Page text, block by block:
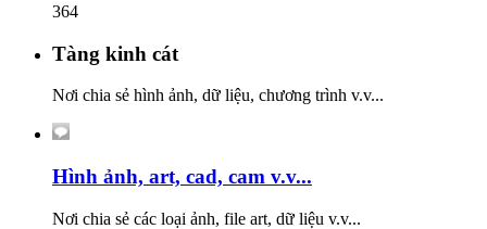
364
Tàng kinh cát
Nơi chia sẻ hình ảnh, dữ liệu, chương trình v.v...
Hình ảnh, art, cad, cam v.v...
Nơi chia sẻ các loại ảnh, file art, dữ liệu v.v...